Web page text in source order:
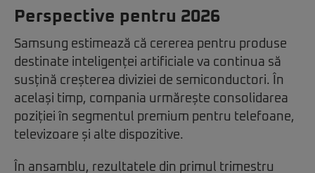
Perspective pentru 2026
Samsung estimează că cererea pentru produse
destinate inteligenței artificiale va continua să
susțină creșterea diviziei de semiconductori. În
același timp, compania urmărește consolidarea
poziției în segmentul premium pentru telefoane,
televizoare și alte dispozitive.
În ansamblu, rezultatele din primul trimestru